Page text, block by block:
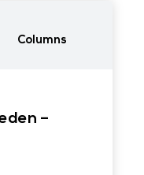
Columns
–